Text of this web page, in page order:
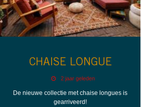
CHAISE LONGUE
2 jaar geleden
De nieuwe collectie met chaise longues is
gearriveerd!